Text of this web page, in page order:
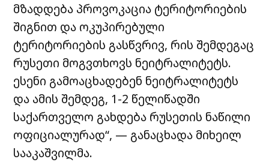
მზადდება პროვოკაცია ტერიტორიების
შიგნით და ოკუპირებული
ტერიტორიების გასწვრივ, რის შემდეგაც
რუსეთი მოგვთხოვს ნეიტრალიტეტს.
ესენი გამოაცხადებენ ნეიტრალიტეტს
და ამის შემდეგ, 1-2 წელიწადში
საქართველო გახდება რუსეთის ნაწილი
ოფიციალურად“, — განაცხადა მიხეილ
სააკაშვილმა.